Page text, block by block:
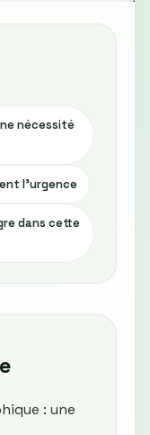
nécessité
l'urgence
dans cette
: une